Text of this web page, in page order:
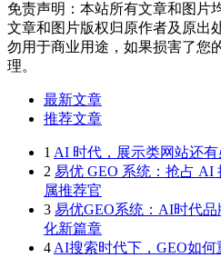
免责声明：本站所有文章和图片
文章和图片版权归原作者及原出
勿用于商业用途，如果损害了您
理。
最新文章
推荐文章
1 AI 时代，展示类网站还
2 易优 GEO 系统：抢占 AI
属推荐官
3 易优GEO系统：AI时代
化新篇章
4 AI搜索时代下，GEO如